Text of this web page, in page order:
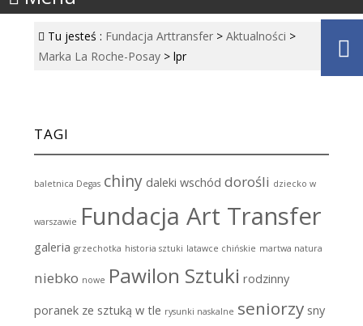
Tu jesteś : Fundacja Arttransfer >Aktualności >
Marka La Roche-Posay >lpr
TAGI
baletnica Degas chiny daleki wschód dorośli dziecko w
warszawie Fundacja Art Transfer
galeria grzechotka historia sztuki latawce chińskie martwa natura
niebko nowe Pawilon Sztuki rodzinny
poranek ze sztuką w tle rysunki naskalne seniorzy sny